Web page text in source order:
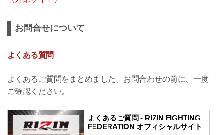
お問合せについて
よくある質問
よくあるご質問をまとめました。お問合わせの前に、一度
ご確認ください。
よくあるご質問 - RIZIN FIGHTING
FEDERATION オフィシャルサイト